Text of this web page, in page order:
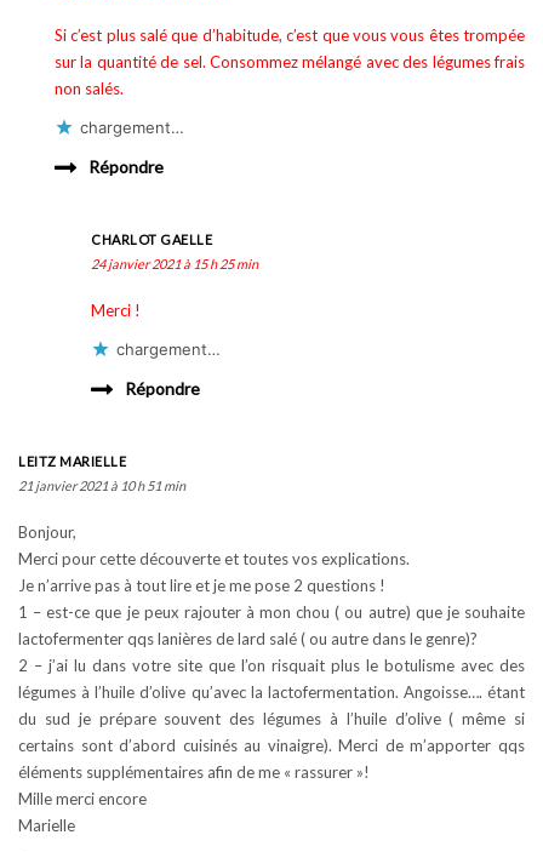
Si c’est plus salé que d’habitude, c’est que vous vous êtes trompée
sur la quantité de sel. Consommez mélangé avec des légumes frais
non salés.
chargement…
Répondre
CHARLOT GAELLE
24 janvier 2021 à 15 h 25 min
Merci !
chargement…
Répondre
LEITZ MARIELLE
21 janvier 2021 à 10 h 51 min
Bonjour,
Merci pour cette découverte et toutes vos explications.
Je n’arrive pas à tout lire et je me pose 2 questions !
1 – est-ce que je peux rajouter à mon chou ( ou autre) que je souhaite
lactofermenter qqs lanières de lard salé ( ou autre dans le genre)?
2 – j’ai lu dans votre site que l’on risquait plus le botulisme avec des
légumes à l’huile d’olive qu’avec la lactofermentation. Angoisse…. étant
du sud je prépare souvent des légumes à l’huile d’olive ( même si
certains sont d’abord cuisinés au vinaigre). Merci de m’apporter qqs
éléments supplémentaires afin de me « rassurer »!
Mille merci encore
Marielle